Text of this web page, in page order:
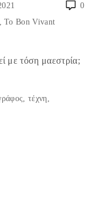
0
Το Bon Vivant
με τόση μαεστρία;
τέχνη